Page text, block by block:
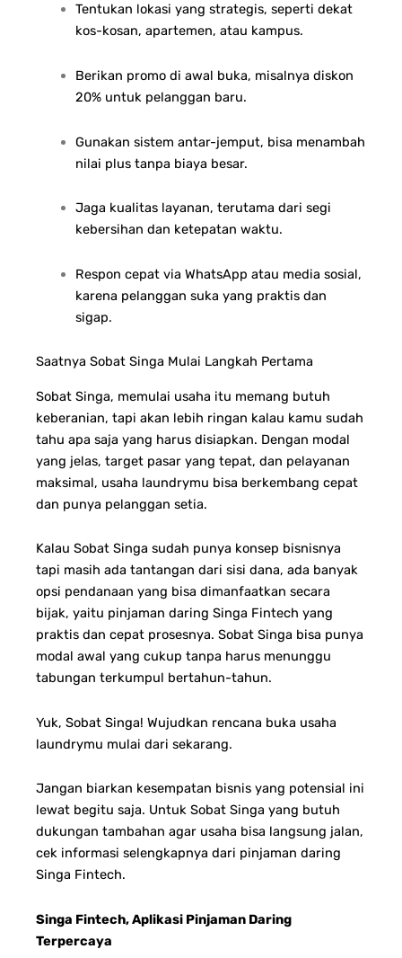
Tentukan lokasi yang strategis, seperti dekat
kos-kosan, apartemen, atau kampus.
Berikan promo di awal buka, misalnya diskon
20% untuk pelanggan baru.
Gunakan sistem antar-jemput, bisa menambah
nilai plus tanpa biaya besar.
Jaga kualitas layanan, terutama dari segi
kebersihan dan ketepatan waktu.
Respon cepat via WhatsApp atau media sosial,
karena pelanggan suka yang praktis dan
sigap.
Saatnya Sobat Singa Mulai Langkah Pertama
Sobat Singa, memulai usaha itu memang butuh
keberanian, tapi akan lebih ringan kalau kamu sudah
tahu apa saja yang harus disiapkan. Dengan modal
yang jelas, target pasar yang tepat, dan pelayanan
maksimal, usaha laundrymu bisa berkembang cepat
dan punya pelanggan setia.
Kalau Sobat Singa sudah punya konsep bisnisnya
tapi masih ada tantangan dari sisi dana, ada banyak
opsi pendanaan yang bisa dimanfaatkan secara
bijak, yaitu pinjaman daring Singa Fintech yang
praktis dan cepat prosesnya. Sobat Singa bisa punya
modal awal yang cukup tanpa harus menunggu
tabungan terkumpul bertahun-tahun.
Yuk, Sobat Singa! Wujudkan rencana buka usaha
laundrymu mulai dari sekarang.
Jangan biarkan kesempatan bisnis yang potensial ini
lewat begitu saja. Untuk Sobat Singa yang butuh
dukungan tambahan agar usaha bisa langsung jalan,
cek informasi selengkapnya dari pinjaman daring
Singa Fintech.
Singa Fintech, Aplikasi Pinjaman Daring
Terpercaya